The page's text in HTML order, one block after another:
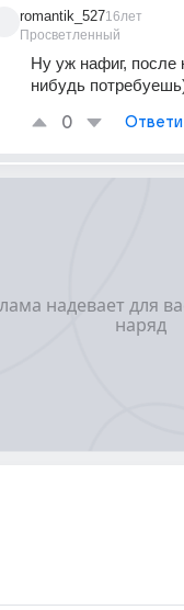
romantik_527
Просветленный
16лет
Ну уж нафиг, после
нибудь
0